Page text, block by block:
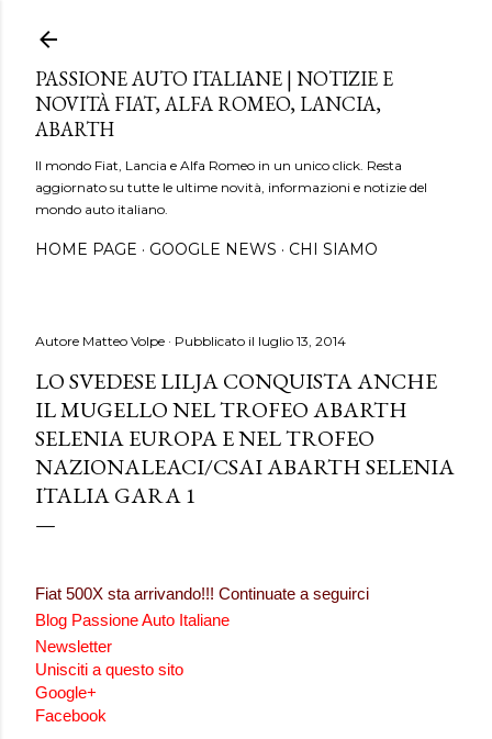
PASSIONE AUTO ITALIANE | NOTIZIE E
NOVITÀ FIAT, ALFA ROMEO, LANCIA,
ABARTH
Il mondo Fiat, Lancia e Alfa Romeo in un unico click. Resta
aggiornato su tutte le ultime novità, informazioni e notizie del
mondo auto italiano.
HOME PAGE GOOGLE NEWS CHI SIAMO
Autore Matteo Volpe Pubblicato il luglio 13, 2014
LO SVEDESE LILJA CONQUISTA ANCHE
IL MUGELLO NEL TROFEO ABARTH
SELENIA EUROPA E NEL TROFEO
NAZIONALEACI/CSAI ABARTH SELENIA
ITALIA GARA 1
Fiat 500X sta arrivando!!! Continuate a seguirci
Blog Passione Auto Italiane
Newsletter
Unisciti a questo sito
Google+
Facebook